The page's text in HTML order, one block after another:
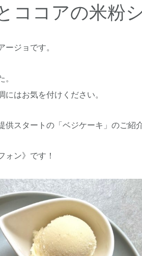
ココアの米粉
ジョです。
はお気を付けください。
供スタートの「ベジケーキ」のご紹
ォン》です！